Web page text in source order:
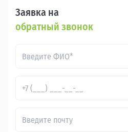
Заявка на
обратный звонок